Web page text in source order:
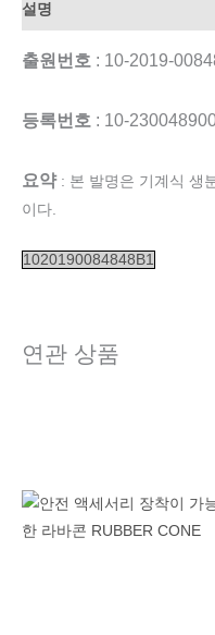
설명
출원번호 : 10-2019-
등록번호 : 10-
요약 : 본 발명은 기계식 생
이다.
1020190084848B1
연관 상품